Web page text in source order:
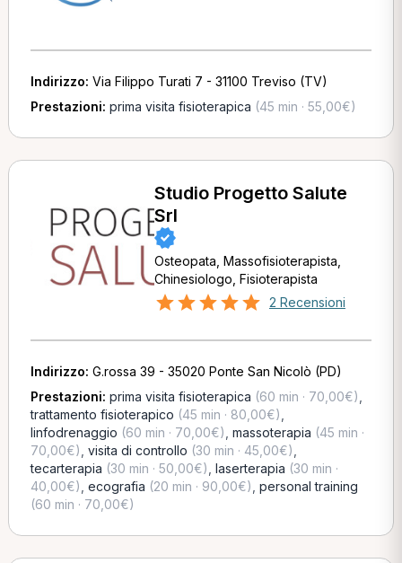
Indirizzo: Via Filippo Turati 7 - 31100 Treviso (TV)
Prestazioni: prima visita fisioterapica (45 min · 55,00€)
Studio Progetto Salute
Srl
Osteopata, Massofisioterapista,
Chinesiologo, Fisioterapista
2 Recensioni
Indirizzo: G.rossa 39 - 35020 Ponte San Nicolò (PD)
Prestazioni: prima visita fisioterapica (60 min · 70,00€)
trattamento fisioterapico (45 min · 80,00€)
linfodrenaggio (60 min · 70,00€) massoterapia (45 min ·
70,00€) visita di controllo (30 min · 45,00€)
tecarterapia (30 min · 50,00€) laserterapia (30 min ·
40,00€) ecografia (20 min · 90,00€) personal training
(60 min · 70,00€)